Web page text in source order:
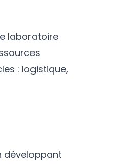
laboratoire
: logistique,
développant